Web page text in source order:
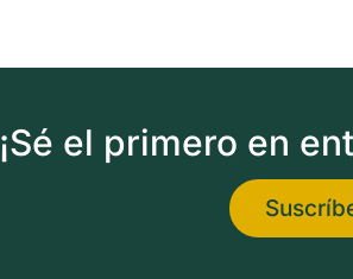
¡Sé el primero en